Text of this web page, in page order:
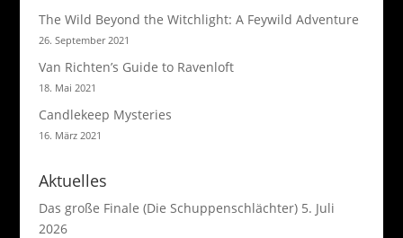
The Wild Beyond the Witchlight: A Feywild Adventure
26. September 2021
Van Richten’s Guide to Ravenloft
18. Mai 2021
Candlekeep Mysteries
16. März 2021
Aktuelles
Das große Finale (Die Schuppenschlächter) 5. Juli
2026